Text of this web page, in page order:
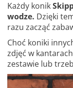
Każdy konik
wodze. Dzięki
razu zacząć
Choć koniki
zdjęć w
zestawie lub